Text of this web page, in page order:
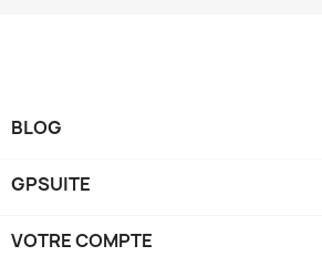
BLOG
GPSUITE
VOTRE COMPTE